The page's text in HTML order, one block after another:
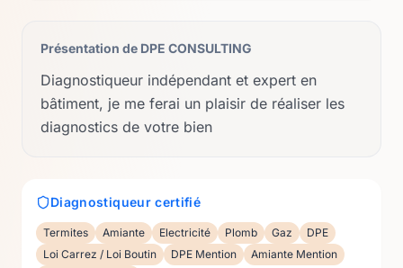
Présentation de DPE CONSULTING
Diagnostiqueur indépendant et expert en
bâtiment, je me ferai un plaisir de réaliser les
diagnostics de votre bien
Diagnostiqueur certifié
Termites Amiante Electricité Plomb Gaz
DPE
Loi Carrez / Loi Boutin
DPE Mention
Amiante Mention